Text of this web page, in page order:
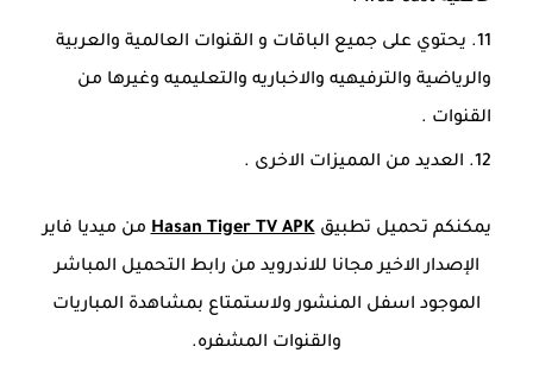
يحتوي على جميع الباقات و القنوات العالمية والعربية
والرياضية والترفيهيه والاخباريه والتعليميه وغيرها من
القنوات .
العديد من المميزات الاخرى .
يمكنكم تحميل تطبيقHasan Tiger TV APKمن ميديا فاير
الإصدار الاخير مجانا للاندرويد من رابط التحميل المباشر
الموجود اسفل المنشور ولاستمتاع بمشاهدة المباريات
والقنوات المشفره.